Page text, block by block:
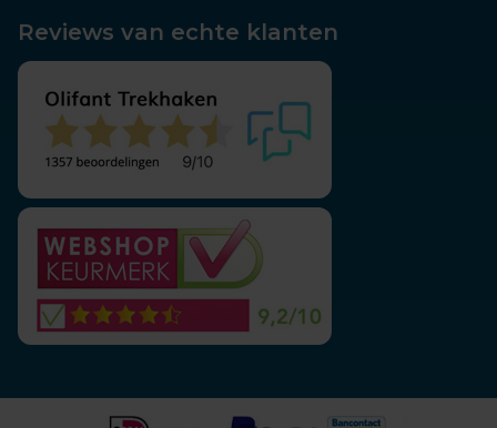
Reviews van echte klanten